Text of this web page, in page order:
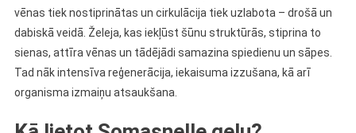
vēnas tiek nostiprinātas un cirkulācija tiek uzlabota – drošā un
dabiskā veidā. Želeja, kas iekļūst šūnu struktūrās, stiprina to
sienas, attīra vēnas un tādējādi samazina spiedienu un sāpes.
Tad nāk intensīva reģenerācija, iekaisuma izzušana, kā arī
organisma izmaiņu atsaukšana.